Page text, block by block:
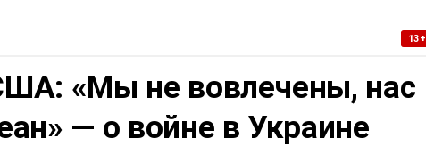
13+
«Мы не вовлечены, нас
— о войне в Украине